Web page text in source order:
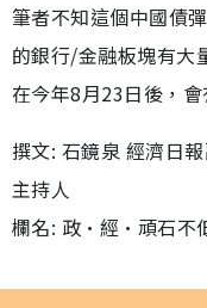
筆者不知這個中國債
的銀行/金融板塊有大
在今年8月23日後，
撰文: 石鏡泉 經濟日
主持人
欄名: 政•經•頑石不